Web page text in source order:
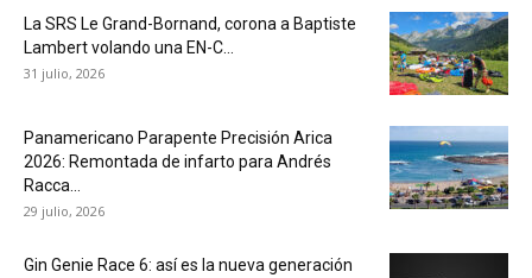
La SRS Le Grand-Bornand, corona a Baptiste
Lambert volando una EN-C...
31 julio, 2026
Panamericano Parapente Precisión Arica
2026: Remontada de infarto para Andrés
Racca...
29 julio, 2026
Gin Genie Race 6: así es la nueva generación